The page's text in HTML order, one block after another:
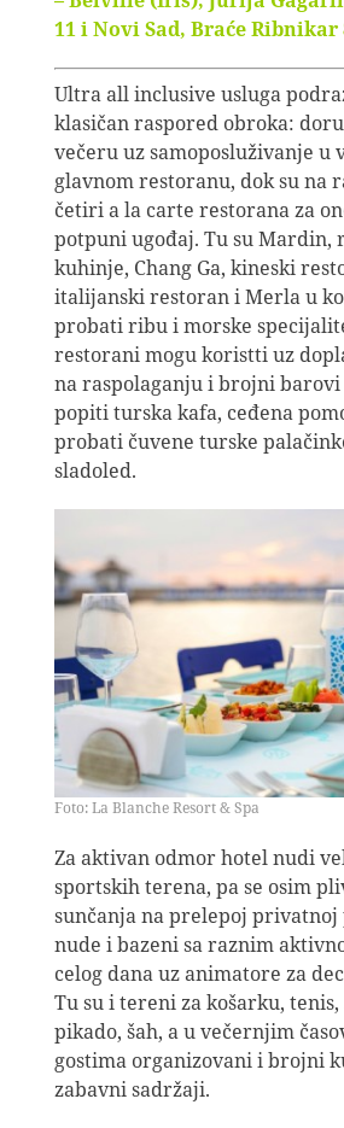
11 i Novi Sad, Braće Ribnikar
Ultra all inclusive usluga
klasičan raspored obroka:
večeru uz samoposluživanje u
glavnom restoranu, dok su na
četiri a la carte restorana za
potpuni ugođaj. Tu su Mardin,
kuhinje, Chang Ga, kineski
italijanski restoran i Merla u
probati ribu i morske
restorani mogu koristti uz
na raspolaganju i brojni barovi
popiti turska kafa, ceđena
probati čuvene turske
sladoled.
Foto: La Blanche Resort & Spa
Za aktivan odmor hotel nudi
sportskih terena, pa se osim
sunčanja na prelepoj privatnoj
nude i bazeni sa raznim
celog dana uz animatore za
Tu su i tereni za košarku,
pikado, šah, a u večernjim
gostima organizovani i brojni
zabavni sadržaji.